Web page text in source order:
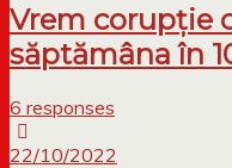
Vrem corupție
săptămâna în
6 responses
22/10/2022